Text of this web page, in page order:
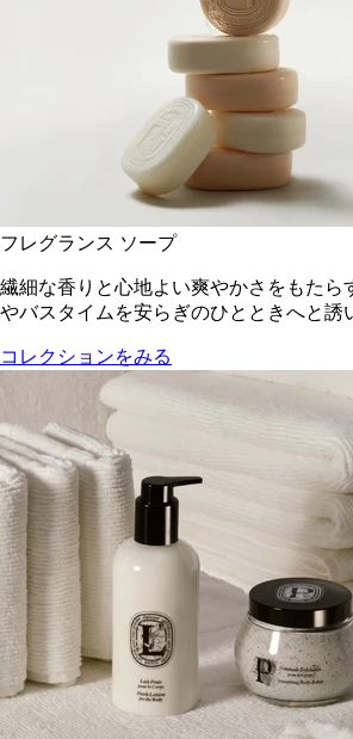
フレグランス ソープ
繊細な香りと心地よい爽やかさをもたら
やバスタイムを安らぎのひとときへと誘
コレクションをみる